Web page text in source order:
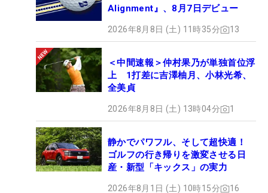
Alignment』、8月7日デビュー
2026年8月8日 (土) 11時35分 13
＜中間速報＞仲村果乃が単独首位浮
上 1打差に吉澤柚月、小林光希、
全美貞
2026年8月8日 (土) 13時04分 1
静かでパワフル、そして超快適！
ゴルフの行き帰りを激変させる日
産・新型「キックス」の実力
2026年8月1日 (土) 10時15分 16